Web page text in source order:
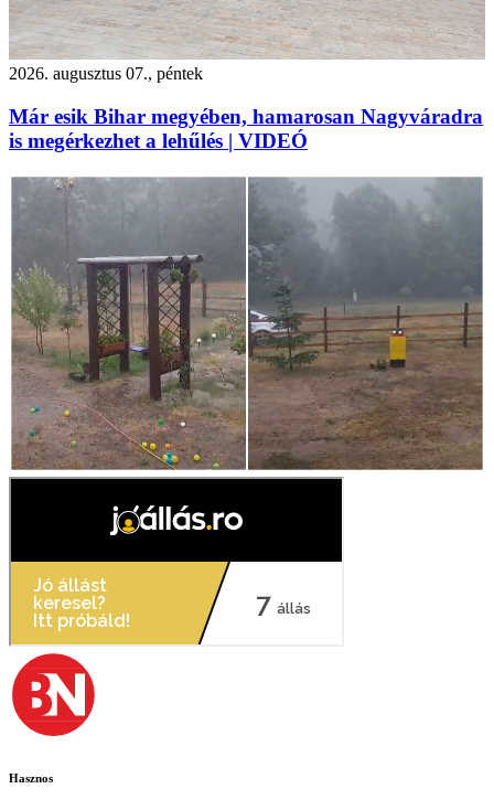
2026. augusztus 07., péntek
Már esik Bihar megyében, hamarosan Nagyváradra
is megérkezhet a lehűlés | VIDEÓ
Hasznos